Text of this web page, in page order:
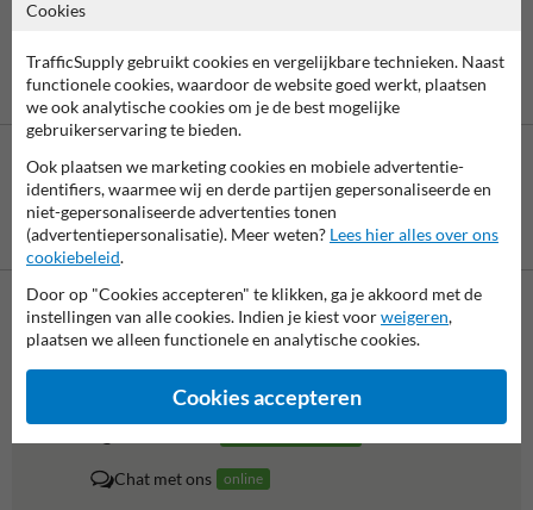
Betaling achteraf
is mogelijk
Neem contact op met onze productspecialist Igor!
Chat met ons online
Cookies
TrafficSupply gebruikt cookies en vergelijkbare technieken. Naast
functionele cookies, waardoor de website goed werkt, plaatsen
we ook analytische cookies om je de best mogelijke
gebruikerservaring te bieden.
Ook plaatsen we marketing cookies en mobiele advertentie-
identifiers, waarmee wij en derde partijen gepersonaliseerde en
niet-gepersonaliseerde advertenties tonen
(advertentiepersonalisatie). Meer weten? Lees hier alles over ons
cookiebeleid.
Door op "Cookies accepteren" te klikken, ga je akkoord met de
instellingen van alle cookies. Indien je kiest voorweigeren,
plaatsen we alleen functionele en analytische cookies.
Cookies accepteren